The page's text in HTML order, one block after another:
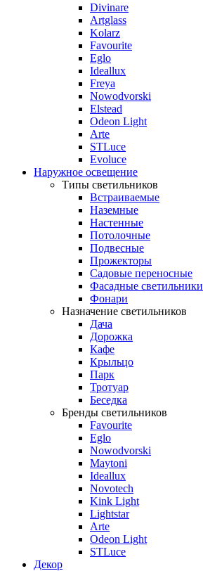
Divinare
Artglass
Kolarz
Favourite
Eglo
Ideallux
Freya
Nowodvorski
Elstead
Odeon Light
Arte
STLuce
Evoluce
Наружное освещение
Типы светильников
Встраиваемые
Наземные
Настенные
Потолочные
Подвесные
Прожекторы
Садовые переносные
Фасадные светильники
Фонари
Назначение светильников
Дача
Дорожка
Кафе
Крыльцо
Парк
Тротуар
Беседка
Бренды светильников
Favourite
Eglo
Nowodvorski
Maytoni
Ideallux
Novotech
Kink Light
Lightstar
Arte
Odeon Light
STLuce
Декор